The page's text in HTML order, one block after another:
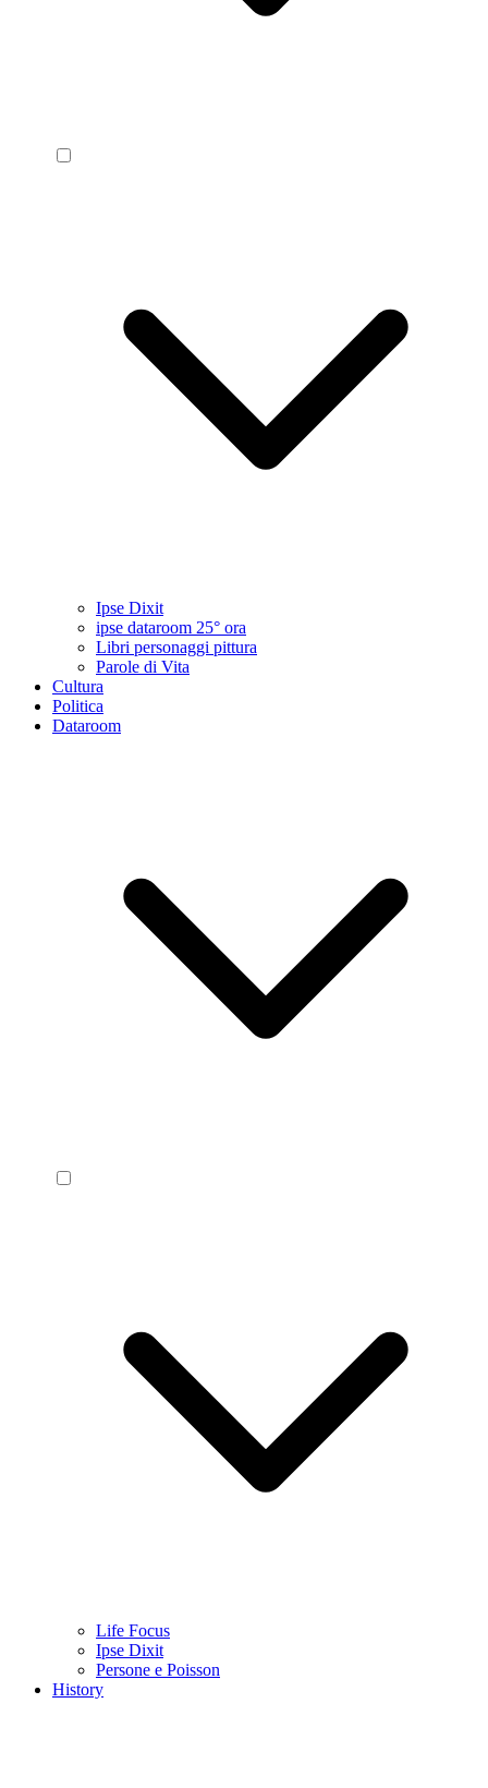
Ipse Dixit
ipse dataroom 25° ora
Libri personaggi pittura
Parole di Vita
Cultura
Politica
Dataroom
Life Focus
Ipse Dixit
Persone e Poisson
History